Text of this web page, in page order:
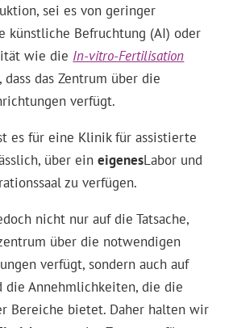
sei es von geringer
künstliche Befruchtung (AI) oder
wie die In-vitro-Fertilisation
das Zentrum über die
verfügt.
es für eine Klinik für assistierte
über eineigenesLabor und
zu verfügen.
nicht nur auf die Tatsache,
über die notwendigen
verfügt, sondern auch auf
die Annehmlichkeiten, die die
Bereiche bietet. Daher halten wir